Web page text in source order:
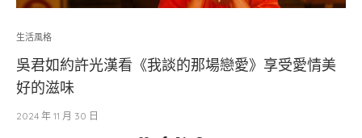
生活風格
吳君如約許光漢看《我談的那場戀愛》享受愛情美
好的滋味
2024 年 11 月 30 日